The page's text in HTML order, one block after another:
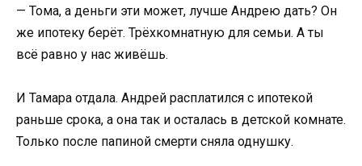
— Тома, а деньги эти может, лучше Андрею дать? Он
же ипотеку берёт. Трёхкомнатную для семьи. А ты
всё равно у нас живёшь.
И Тамара отдала. Андрей расплатился с ипотекой
раньше срока, а она так и осталась в детской комнате.
Только после папиной смерти сняла однушку.